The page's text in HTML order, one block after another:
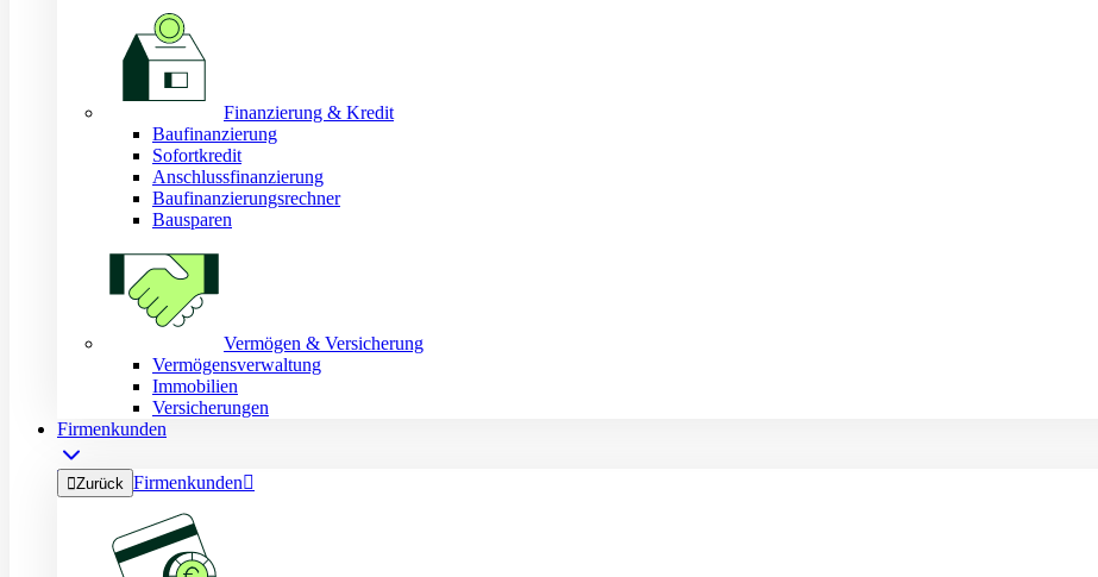
Finanzierung & Kredit
Baufinanzierung
Sofortkredit
Anschlussfinanzierung
Baufinanzierungsrechner
Bausparen
Vermögen & Versicherung
Vermögensverwaltung
Immobilien
Versicherungen
Firmenkunden
Zurück Firmenkunden